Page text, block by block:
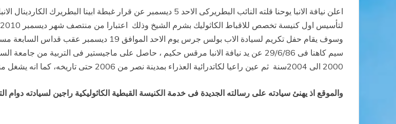
اعلن نيافة الانبا يوحنا قلته النائب البطريركى الاحد 5 ديسمبر عن قرار
وسوف يقام حفل تكريم لسيادة الاب بولس جرس يوم
سيم كاهنا فى 29/6/86 عن يد نيافة الانبا مرقس حكيم ، حاصل على ماجيستير فى التربية
2000 الى 2004سنة ثم عين راعيا لكاتدرائية العذراء بمدينة نصر من 2006 حتى تاريخه، كما انه يشغل منصب مدير دار القديس بطرس للبرمجة والنشر.
والموقع اذ يهنئ سيادته على رسالته الجديدة فى خدمة الكنيسة القبطية الكاثوليكية راجين لسيادته دوام